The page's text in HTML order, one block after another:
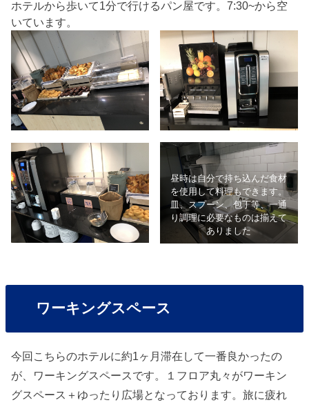
ホテルから歩いて1分で行けるパン屋です。7:30~から空
いています。
昼時は自分で持ち込んだ食材
を使用して料理もできます。
皿、スプーン、包丁等、一通
り調理に必要なものは揃えて
ありました
ワーキングスペース
今回こちらのホテルに約1ヶ月滞在して一番良かったの
が、ワーキングスペースです。１フロア丸々がワーキン
グスペース＋ゆったり広場となっております。旅に疲れ